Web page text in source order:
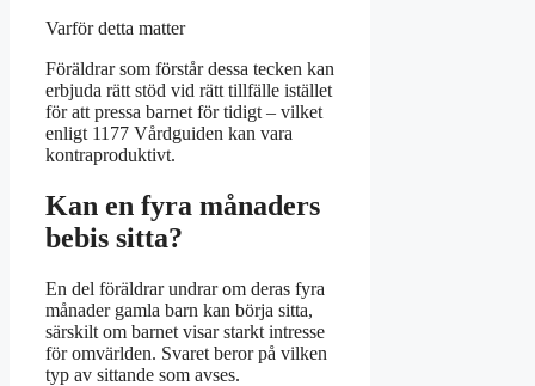
Varför detta matter
Föräldrar som förstår dessa tecken kan
erbjuda rätt stöd vid rätt tillfälle istället
för att pressa barnet för tidigt – vilket
enligt 1177 Vårdguiden kan vara
kontraproduktivt.
Kan en fyra månaders
bebis sitta?
En del föräldrar undrar om deras fyra
månader gamla barn kan börja sitta,
särskilt om barnet visar starkt intresse
för omvärlden. Svaret beror på vilken
typ av sittande som avses.